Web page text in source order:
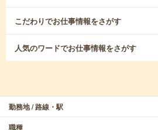
こだわりでお仕事情報をさがす
人気のワードでお仕事情報をさがす
勤務地 / 路線・駅
職種